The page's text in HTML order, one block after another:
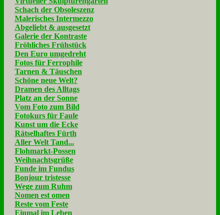
Schach der Obsoleszenz
Malerisches Intermezzo
Abgeliebt & ausgesetzt
Galerie der Kontraste
Fröhliches Frühstück
Den Euro umgedreht
Fotos für Ferrophile
Tarnen & Täuschen
Schöne neue Welt?
Dramen des Alltags
Platz an der Sonne
Vom Foto zum Bild
Fotokurs für Faule
Kunst um die Ecke
Rätselhaftes Fürth
Aller Welt Tand...
Flohmarkt-Possen
Weihnachtsgrüße
Funde im Fundus
Bonjour tristesse
Wege zum Ruhm
Nomen est omen
Reste vom Feste
Einmal im Leben